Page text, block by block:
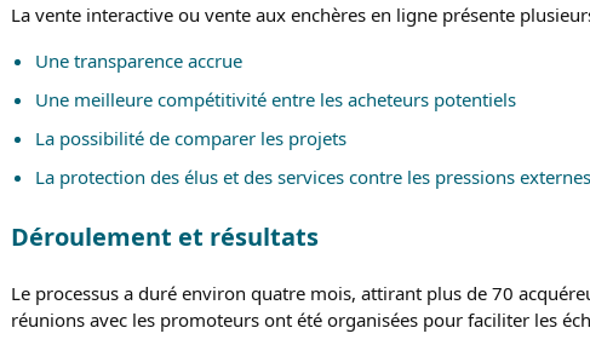
La vente interactive ou vente aux enchères en ligne présente
Une transparence accrue
Une meilleure compétitivité entre les acheteurs potentiels
La possibilité de comparer les projets
La protection des élus et des services contre les pressions externes
Déroulement et résultats
Le processus a duré environ quatre mois, attirant plus de 70
réunions avec les promoteurs ont été organisées pour faciliter les